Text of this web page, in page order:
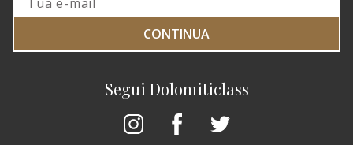
Segui Dolomiticlass
CONTINUA